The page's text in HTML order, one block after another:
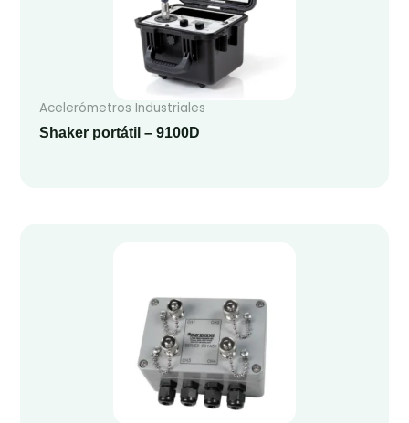
Acelerómetros Industriales
Shaker portátil – 9100D